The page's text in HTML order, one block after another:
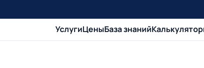
УслугиЦеныБаза знаний